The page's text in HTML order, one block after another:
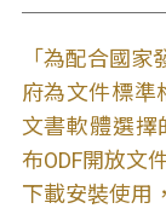
「為配合國家
府為文件標準
文書軟體選
布ODF開放文
下載安裝使用